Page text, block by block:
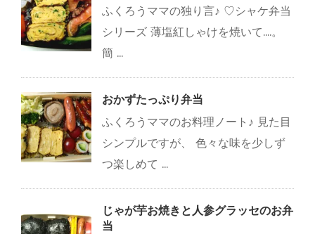
ふくろうママの独り言♪ ♡シャケ弁当
シリーズ 薄塩紅しゃけを焼いて....。
簡 ...
おかずたっぷり弁当
ふくろうママのお料理ノート♪ 見た目
シンプルですが、 色々な味を少しず
つ楽しめて ...
じゃが芋お焼きと人参グラッセのお弁
当